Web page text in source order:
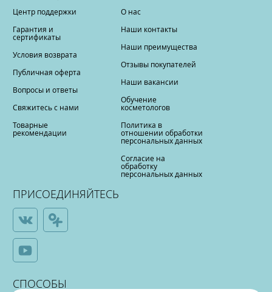
Центр поддержки
Гарантия и
сертификаты
Условия возврата
Публичная оферта
Вопросы и ответы
Свяжитесь с нами
Товарные
рекомендации
О нас
Наши контакты
Наши преимущества
Отзывы покупателей
Наши вакансии
Обучение
косметологов
Политика в
отношении обработки
персональных данных
Согласие на
обработку
персональных данных
ПРИСОЕДИНЯЙТЕСЬ
СПОСОБЫ